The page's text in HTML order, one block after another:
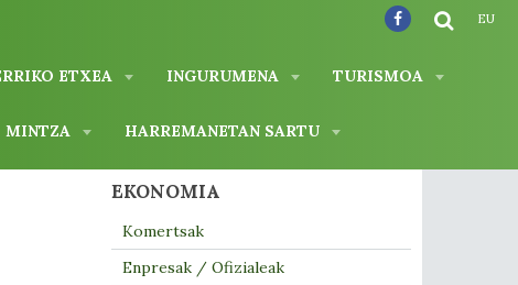
ETXEA INGURUMENA TURISMOA
MINTZA HARREMANETAN SARTU
EU
EKONOMIA
Komertsak
Enpresak / Ofizialeak